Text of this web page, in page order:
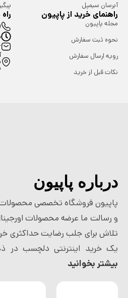
آبرسان سیمپل
راهنمای خرید از پاپیون
مجله پاپیون
نحوه ثبت سفارش
رویه ارسال سفارش
نکات قبل از خرید
درباره پاپیون
پاپیون فروشگاه تخصصی
و رسالت ما عرضه محصولات
تلاش برای جلب رضایت حداکثری
یک خرید اینترنتی دلچسب در
بیشتر بخوانید